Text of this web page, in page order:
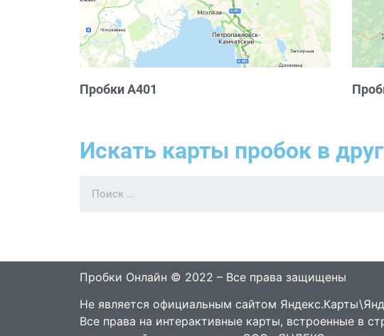
Пробки А401
Искать карты пробок в
Пробки Онлайн © 2022 – Все права защищены
Не является официальным сайтом
Все права на интерактивные карты, встроенные в